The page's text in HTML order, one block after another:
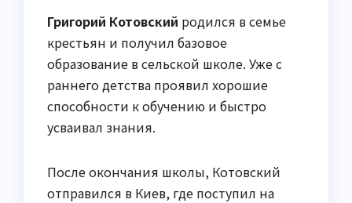
Григорий Котовский родился в семье
крестьян и получил базовое
образование в сельской школе. Уже с
раннего детства проявил хорошие
способности к обучению и быстро
усваивал знания.
После окончания школы, Котовский
отправился в Киев, где поступил на